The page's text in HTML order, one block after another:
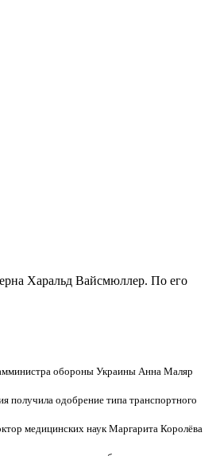
Харальд Вайсмюллер. По его
обороны Украины Анна Маляр
получила одобрение типа транспортного
медицинских наук Маргарита Королёва